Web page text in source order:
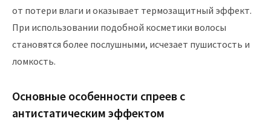
от потери влаги и оказывает термозащитный эффект.
При использовании подобной косметики волосы
становятся более послушными, исчезает пушистость и
ломкость.
Основные особенности спреев с
антистатическим эффектом